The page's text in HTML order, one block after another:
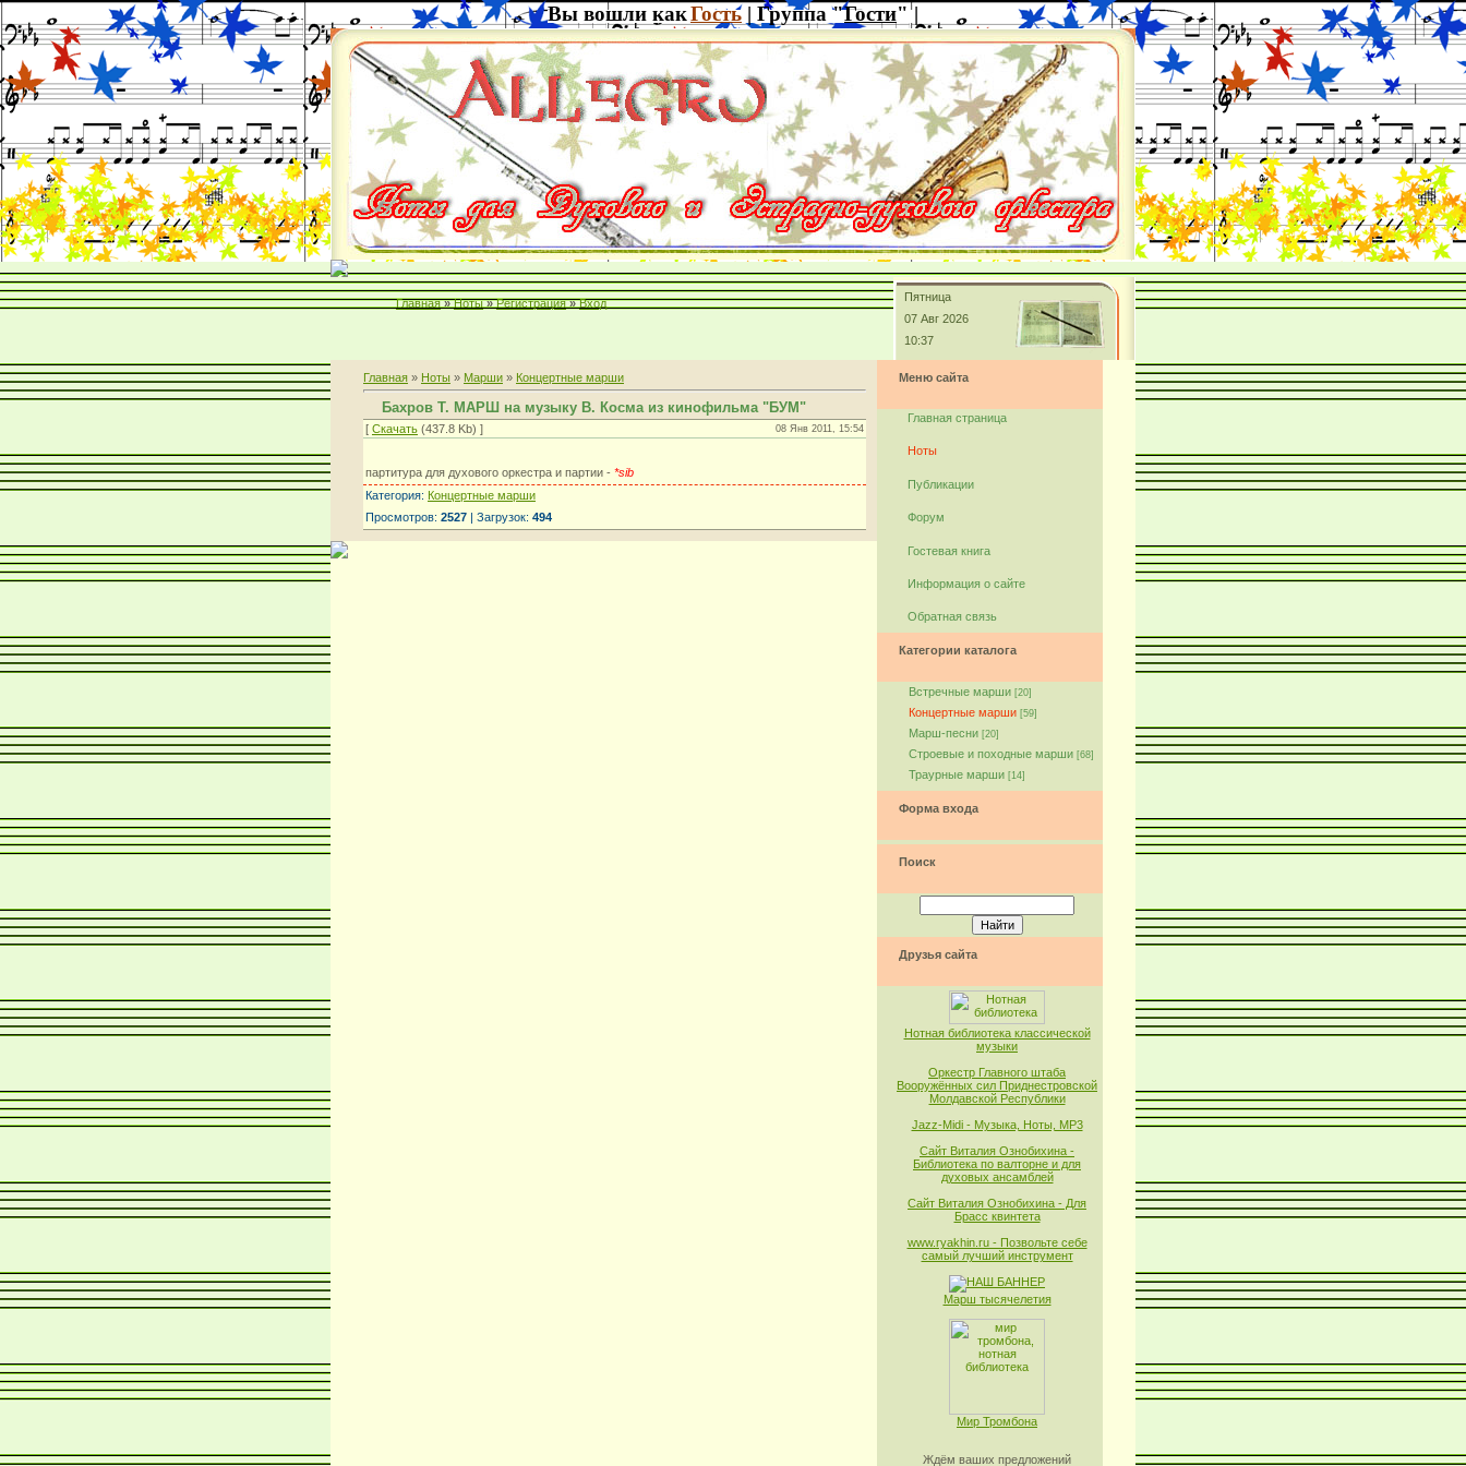
Вы вошли какГость | Группа "Гости" |
Главная » Ноты » Регистрация » Вход
Пятница
07 Авг 2026
10:37
Главная » Ноты » Марши » Концертные марши
Бахров Т. МАРШ на музыку В. Косма из кинофильма "БУМ"
[ Скачать (437.8 Kb) ] 08 Янв 2011, 15:54
партитура для духового оркестра и партии - *sib
Категория: Концертные марши
Просмотров: 2527 | Загрузок: 494
Меню сайта
Главная страница
Ноты
Публикации
Форум
Гостевая книга
Информация о сайте
Обратная связь
Категории каталога
Встречные марши [20]
Концертные марши [59]
Марш-песни [20]
Строевые и походные марши [68]
Траурные марши [14]
Форма входа
Поиск
Друзья сайта
Нотная библиотека классической
музыки
Оркестр Главного штаба
Вооружённых сил Приднестровской
Молдавской Республики
Jazz-Midi - Музыка, Ноты, MP3
Сайт Виталия Ознобихина -
Библиотека по валторне и для
духовых ансамблей
Сайт Виталия Ознобихина - Для
Брасс квинтета
www.ryakhin.ru - Позвольте себе
самый лучший инструмент
Марш тысячелетия
Мир Тромбона
Ждём ваших предложений